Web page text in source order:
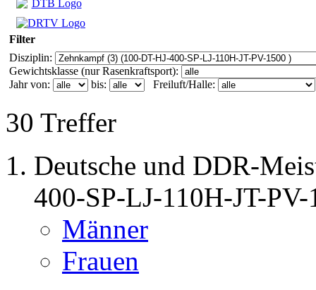
Filter
Disziplin:
Gewichtsklasse (nur Rasenkraftsport):
Jahr von:
bis: Freiluft/Halle:
30 Treffer
Deutsche und DDR-
400-SP-LJ-110H-JT-
Männer
Frauen